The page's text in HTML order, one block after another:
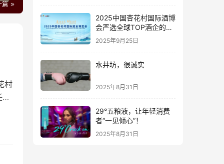
篇
村
2025中国杏花村国际酒博
会严选全球TOP酒企的底
气何在？
2025年9月25日
水井坊，很诚实
2025年8月31日
29°五粮液，让年轻消费
者“一见倾心”！
2025年8月31日